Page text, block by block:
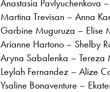
Anastasia Pavlyuchenkova
Martina Trevisan – Anna
Garbine Muguruza – Elise
Arianne Hartono – Shelby
Aryna Sabalenka – Tereza
Leylah Fernandez – Alize
Ysaline Bonaventure –